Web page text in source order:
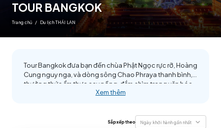
TOUR BANGKOK
Trang chủ / Du lịch THÁI LAN
Tour Bangkok đưa bạn đến chùa Phật Ngọc rực rỡ, Hoàng
Cung nguy nga, và dòng sông Chao Phraya thanh bình,
thưởng thức ẩm thực cay nồng, đắm chìm trong văn hóa
Xem thêm
Sắp xếp theo Ngày khởi hành gần nhất